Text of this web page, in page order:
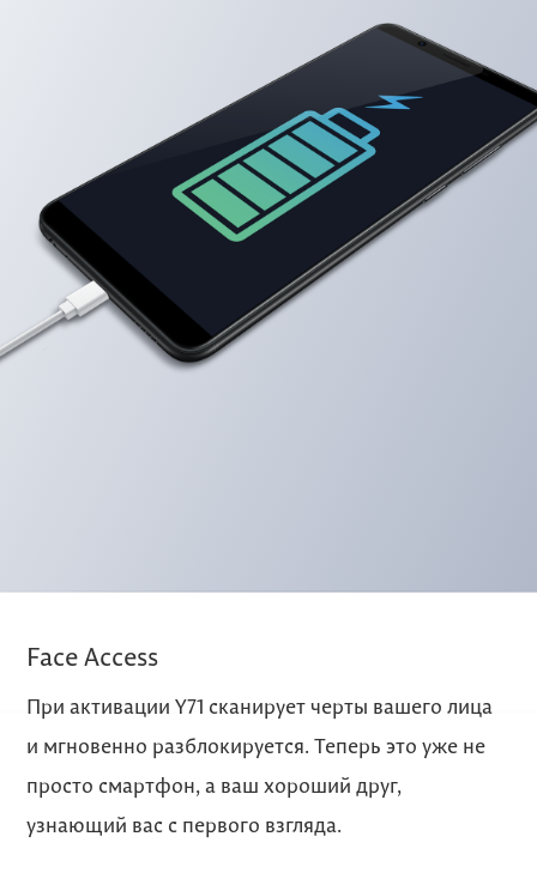
Face Access
При активации Y71 сканирует черты вашего лица
и мгновенно разблокируется. Теперь это уже не
просто смартфон, а ваш хороший друг,
узнающий вас с первого взгляда.